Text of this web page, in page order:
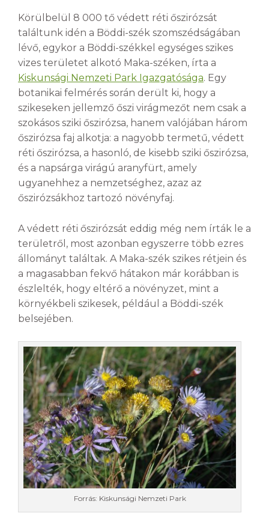
Körülbelül 8 000 tő védett réti őszirózsát
találtunk idén a Böddi-szék szomszédságában
lévő, egykor a Böddi-székkel egységes szikes
vizes területet alkotó Maka-széken, írta a
Kiskunsági Nemzeti Park Igazgatósága. Egy
botanikai felmérés során derült ki, hogy a
szikeseken jellemző őszi virágmezőt nem csak a
szokásos sziki őszirózsa, hanem valójában három
őszirózsa faj alkotja: a nagyobb termetű, védett
réti őszirózsa, a hasonló, de kisebb sziki őszirózsa,
és a napsárga virágú aranyfürt, amely
ugyanehhez a nemzetséghez, azaz az
őszirózsákhoz tartozó növényfaj.
A védett réti őszirózsát eddig még nem írták le a
területről, most azonban egyszerre több ezres
állományt találtak. A Maka-szék szikes rétjein és
a magasabban fekvő hátakon már korábban is
észlelték, hogy eltérő a növényzet, mint a
környékbeli szikesek, például a Böddi-szék
belsejében.
Forrás: Kiskunsági Nemzeti Park